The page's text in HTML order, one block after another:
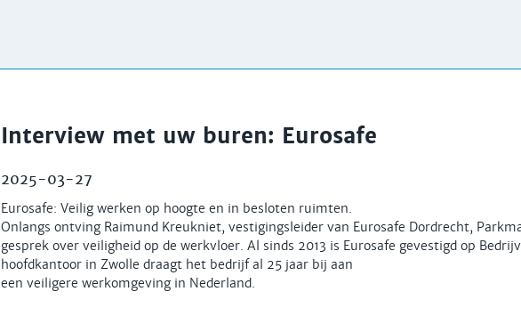
Interview met uw buren: Eurosafe
2025-03-27
Eurosafe: Veilig werken op hoogte en in besloten ruimten.
Onlangs ontving Raimund Kreukniet, vestigingsleider van Eurosafe Dordrecht,
gesprek over veiligheid op de werkvloer. Al sinds 2013 is Eurosafe gevestigd op
hoofdkantoor in Zwolle draagt het bedrijf al 25 jaar bij aan
een veiligere werkomgeving in Nederland.